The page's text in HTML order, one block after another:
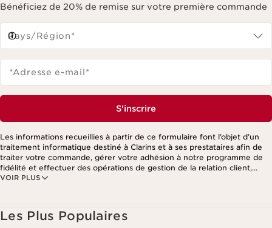
Bénéficiez de 20% de remise sur votre première commande
Pays/Région*
*Adresse e-mail*
S'inscrire
VOIR PLUS
Les informations recueillies à partir de ce formulaire font l’objet d’un
traitement informatique destiné à Clarins et à ses prestataires afin de
traiter votre commande, gérer votre adhésion à notre programme de
fidélité et effectuer des opérations de gestion de la relation client,
notamment pour vous adresser des offres personnalisées en fonction
Les Plus Populaires